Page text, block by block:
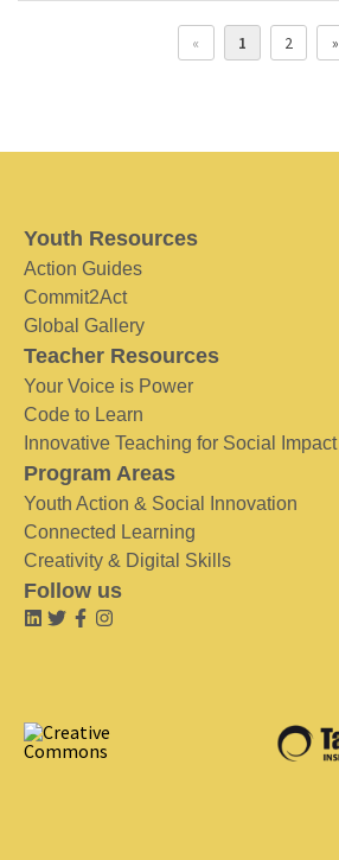
« 1 2 »
Youth Resources
Action Guides
Commit2Act
Global Gallery
Teacher Resources
Your Voice is Power
Code to Learn
Innovative Teaching for Social Impact
Program Areas
Youth Action & Social Innovation
Connected Learning
Creativity & Digital Skills
Follow us